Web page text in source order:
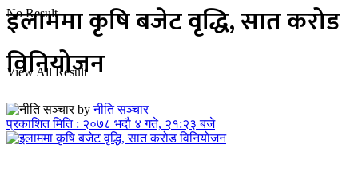
No Result
View All Result
इलाममा कृषि बजेट वृद्धि, सात करोड
विनियोजन
by नीति सञ्चार
प्रकाशित मिति : २०७८ भदौ ४ गते, २१:२३ बजे